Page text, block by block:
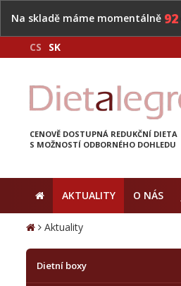
Na skladě máme momentálně 92
CS SK
CENOVĚ DOSTUPNÁ REDUKČNÍ DIETA
S MOŽNOSTÍ ODBORNÉHO DOHLEDU
AKTUALITY O NÁS
Aktuality
Dietní boxy